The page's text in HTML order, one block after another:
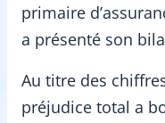
primaire
a présenté son
Au titre des
préjudice total a